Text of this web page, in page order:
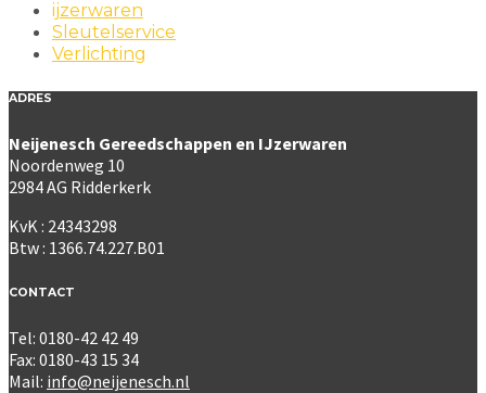
ijzerwaren
Sleutelservice
Verlichting
ADRES
Neijenesch Gereedschappen en IJzerwaren
Noordenweg 10
2984 AG Ridderkerk
KvK : 24343298
Btw : 1366.74.227.B01
CONTACT
Tel: 0180-42 42 49
Fax: 0180-43 15 34
Mail: info@neijenesch.nl